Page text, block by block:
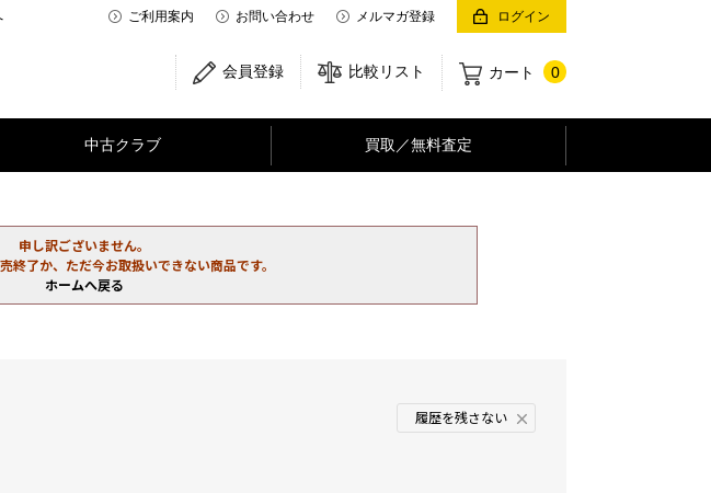
ご利用案内 お問い合わせ メルマガ登録 ログイン
カート 0
比較リスト
会員登録
中古クラブ 買取／無料査定
申し訳ございません。
終了か、ただ今お取扱いできない商品です。
ホームへ戻る
履歴を残さない